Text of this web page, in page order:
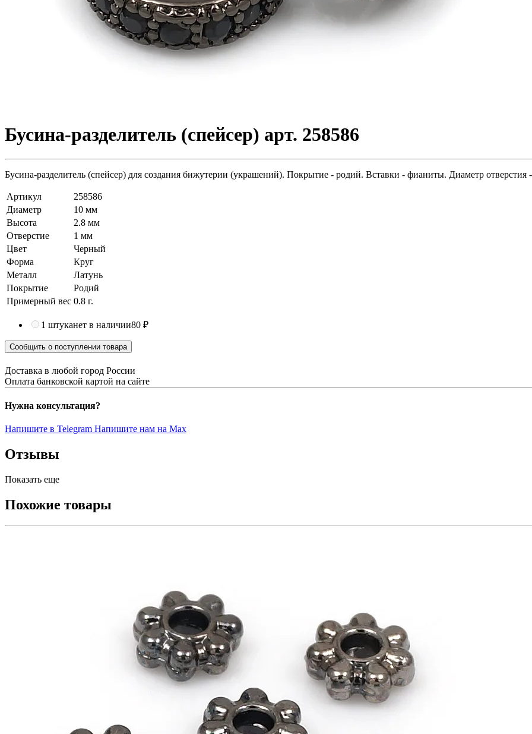
Бусина-разделитель (спейсер) арт. 258586
Бусина-разделитель (спейсер) для создания бижутерии (украшений). Покрытие - родий. Вставки - фианиты. Диаметр отверстия
Артикул
258586
Диаметр
10 мм
Высота
2.8 мм
Отверстие
1 мм
Цвет
Черный
Форма
Круг
Металл
Латунь
Покрытие
Родий
Примерный вес 0.8 г.
1 штуканет в наличии80 ₽
Сообщить о поступлении товара
Доставка в любой город России
Оплата банковской картой на сайте
Нужна консультация?
Напишите в Telegram Напишите нам на Max
Отзывы
Показать еще
Похожие товары